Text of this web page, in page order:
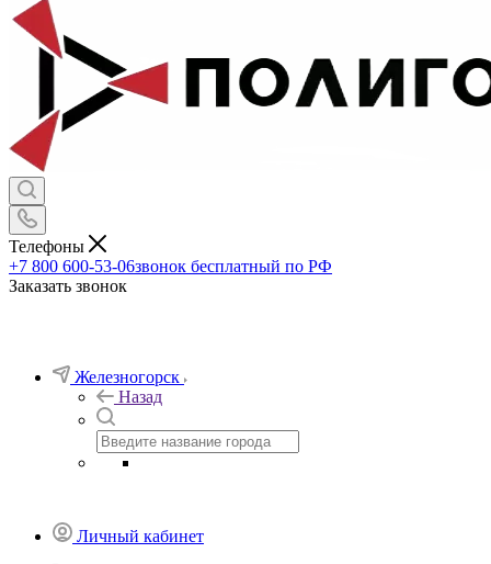
Телефоны
+7 800 600-53-06звонок бесплатный по РФ
Заказать звонок
Железногорск
Назад
Личный кабинет